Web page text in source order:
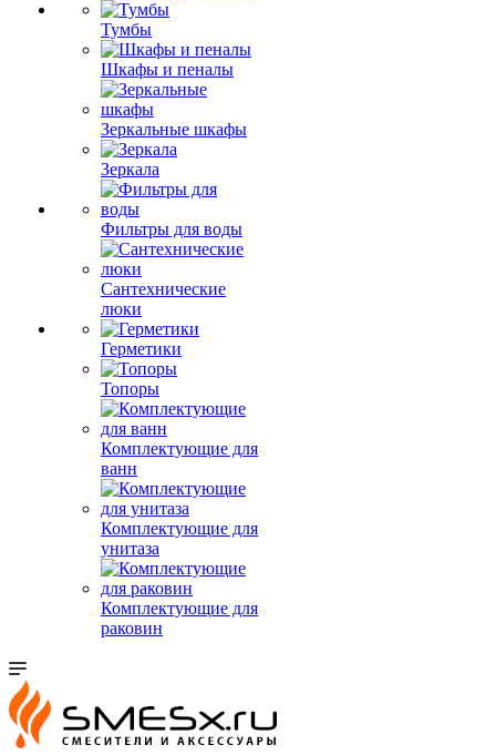
Тумбы
Шкафы и пеналы
Зеркальные шкафы
Зеркала
Фильтры для воды
Сантехнические
люки
Герметики
Топоры
Комплектующие для
ванн
Комплектующие для
унитаза
Комплектующие для
раковин